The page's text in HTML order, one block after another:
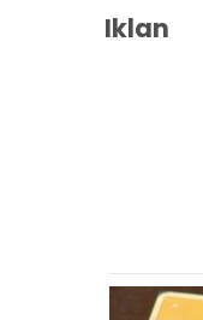
Iklan